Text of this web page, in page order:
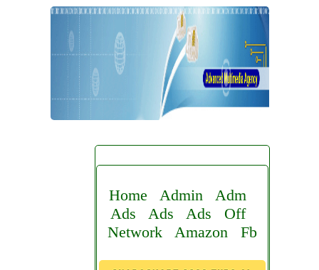
Home Admin
Adm
Ads
Ads Ads
Off
Network
Amazon Fb